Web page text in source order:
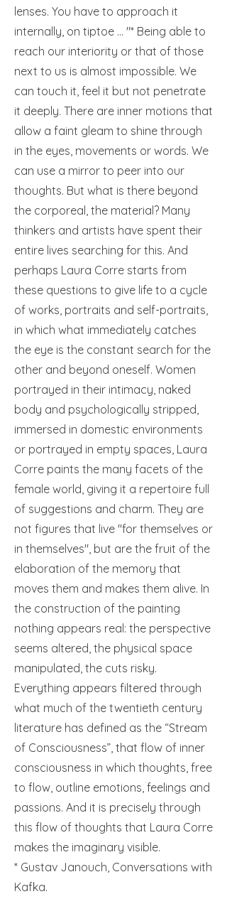
lenses. You have to approach it
internally, on tiptoe ... "* Being able to
reach our interiority or that of those
next to us is almost impossible. We
can touch it, feel it but not penetrate
it deeply. There are inner motions that
allow a faint gleam to shine through
in the eyes, movements or words. We
can use a mirror to peer into our
thoughts. But what is there beyond
the corporeal, the material? Many
thinkers and artists have spent their
entire lives searching for this. And
perhaps Laura Corre starts from
these questions to give life to a cycle
of works, portraits and self-portraits,
in which what immediately catches
the eye is the constant search for the
other and beyond oneself. Women
portrayed in their intimacy, naked
body and psychologically stripped,
immersed in domestic environments
or portrayed in empty spaces, Laura
Corre paints the many facets of the
female world, giving it a repertoire full
of suggestions and charm. They are
not figures that live "for themselves or
in themselves", but are the fruit of the
elaboration of the memory that
moves them and makes them alive. In
the construction of the painting
nothing appears real: the perspective
seems altered, the physical space
manipulated, the cuts risky.
Everything appears filtered through
what much of the twentieth century
literature has defined as the “Stream
of Consciousness”, that flow of inner
consciousness in which thoughts, free
to flow, outline emotions, feelings and
passions. And it is precisely through
this flow of thoughts that Laura Corre
makes the imaginary visible.
* Gustav Janouch, Conversations with
Kafka.